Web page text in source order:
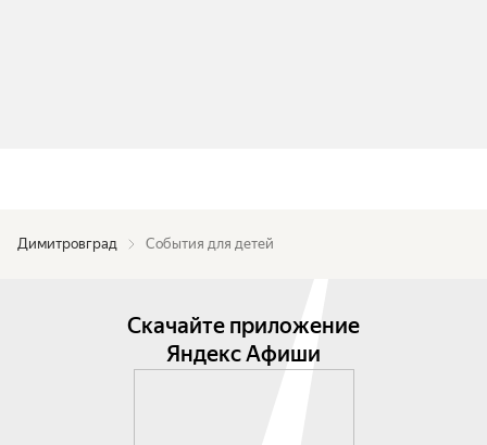
Димитровград События для детей
Скачайте приложение
Яндекс Афиши